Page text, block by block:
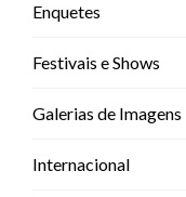
Enquetes
Festivais e Shows
Galerias de Imagens
Internacional